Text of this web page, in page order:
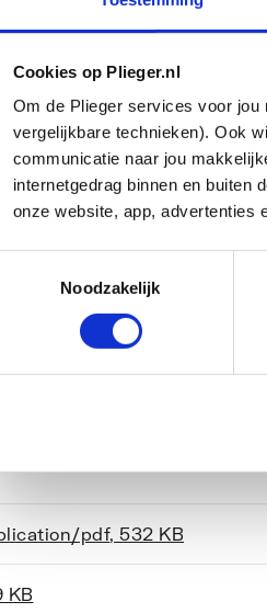
Cookies op Plieger.nl
Om de Plieger services voor jou
vergelijkbare technieken). Ook
communicatie naar jou
internetgedrag binnen en buiten
onze website, app, advertenties
Noodzakelijk
II
Kunststof
Ja
pdf, 532 KB
KB